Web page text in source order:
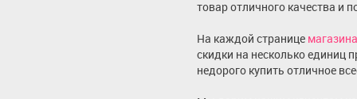
товар отличного качества и
На каждой странице магазина
скидки на несколько единиц
недорого купить отличное